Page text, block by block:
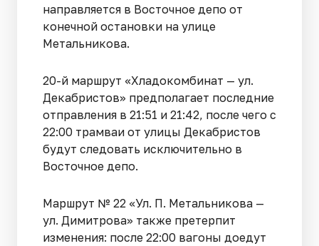
направляется в Восточное депо от
конечной остановки на улице
Метальникова.
20-й маршрут «Хладокомбинат — ул.
Декабристов» предполагает последние
отправления в 21:51 и 21:42, после чего с
22:00 трамваи от улицы Декабристов
будут следовать исключительно в
Восточное депо.
Маршрут № 22 «Ул. П. Метальникова —
ул. Димитрова» также претерпит
изменения: после 22:00 вагоны доедут